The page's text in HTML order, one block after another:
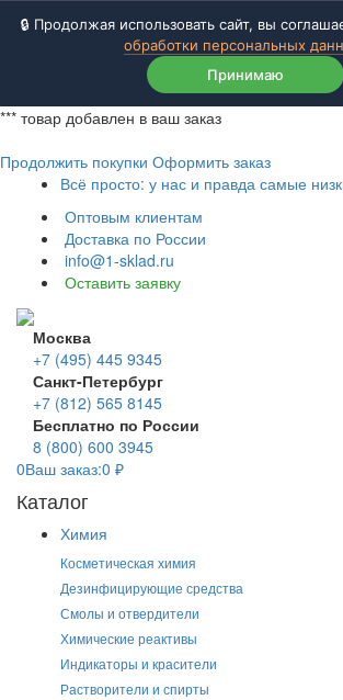
🔒 Продолжая использовать сайт, вы
обработки персональных
Принимаю
*** товар добавлен в ваш заказ
Продолжить покупки Оформить заказ
Всё просто: у нас и правда самые
Оптовым клиентам
Доставка по России
info@1-sklad.ru
Оставить заявку
Москва
+7 (495) 445 9345
Санкт-Петербург
+7 (812) 565 8145
Бесплатно по России
8 (800) 600 3945
0Ваш заказ:0 ₽
Каталог
Химия
Косметическая химия
Дезинфицирующие средства
Смолы и отвердители
Химические реактивы
Индикаторы и красители
Растворители и спирты